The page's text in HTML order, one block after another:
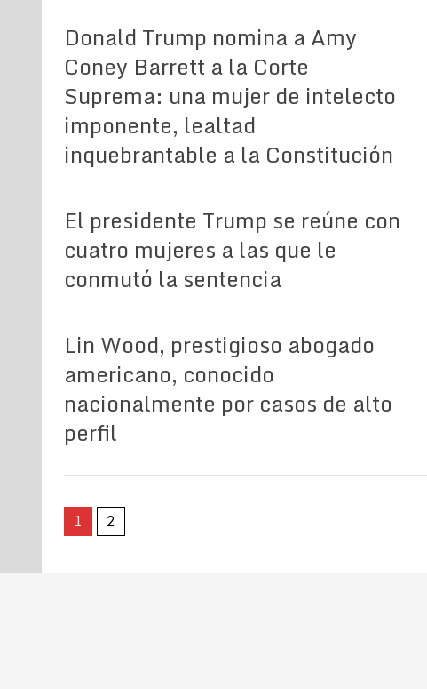
Donald Trump nomina a Amy
Coney Barrett a la Corte
Suprema: una mujer de intelecto
imponente, lealtad
inquebrantable a la Constitución
El presidente Trump se reúne con
cuatro mujeres a las que le
conmutó la sentencia
Lin Wood, prestigioso abogado
americano, conocido
nacionalmente por casos de alto
perfil
1 2